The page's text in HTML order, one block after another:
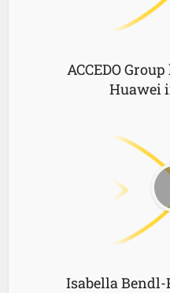
ACCEDO
Huawei
Isabella Bendl-